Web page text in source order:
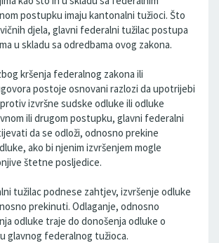
postupku imaju kantonalni tužioci. Što
djela, glavni federalni tužilac postupa
u skladu sa odredbama ovog zakona.
kršenja federalnog zakona ili
postoje osnovani razlozi da upotrijebi
izvršne sudske odluke ili odluke
ili drugom postupku, glavni federalni
da se odloži, odnosno prekine
ako bi njenim izvršenjem mogle
štetne posljedice.
tužilac podnese zahtjev, izvršenje odluke
prekinuti. Odlaganje, odnosno
odluke traje do donošenja odluke o
glavnog federalnog tužioca.